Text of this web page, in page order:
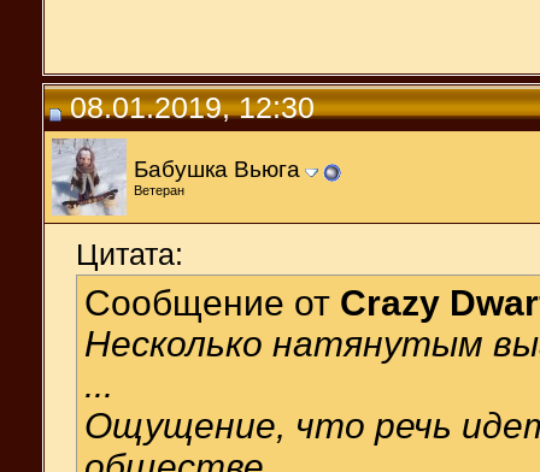
08.01.2019, 12:30
Бабушка Вьюга
Ветеран
Цитата:
Сообщение от Crazy
Несколько натянутым
...
Ощущение, что речь